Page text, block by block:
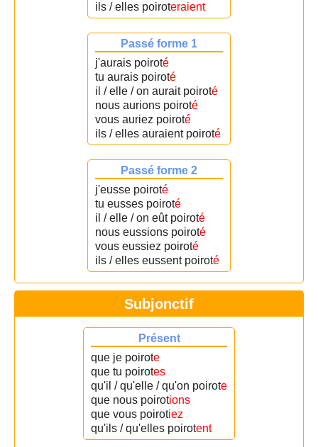
ils / elles poiroteraient
Passé forme 1
j'aurais poiroté
tu aurais poiroté
il / elle / on aurait poiroté
nous aurions poiroté
vous auriez poiroté
ils / elles auraient poiroté
Passé forme 2
j'eusse poiroté
tu eusses poiroté
il / elle / on eût poiroté
nous eussions poiroté
vous eussiez poiroté
ils / elles eussent poiroté
Subjonctif
Présent
que je poirote
que tu poirotes
qu'il / qu'elle / qu'on poirote
que nous poirotions
que vous poirotiez
qu'ils / qu'elles poirotent